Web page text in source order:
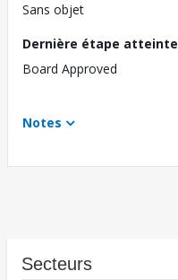
Sans objet
Dernière étape atteinte
Board Approved
Notes
Secteurs